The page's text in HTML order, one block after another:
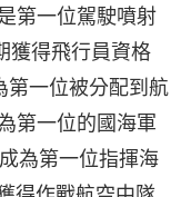
第一位駕駛噴射
獲得飛行員資格
第一位被分配到航
第一位的國海軍
為第一位指揮海